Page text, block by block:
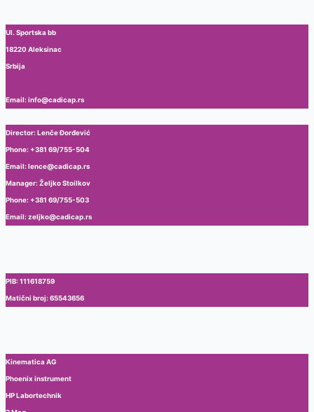
Ul. Sportska bb
18220 Aleksinac
Srbija
Email: info@cadicap.rs
Director: Lenče Đorđević
Phone: +381 69/755-504
Email: lence@cadicap.rs
Manager: Željko Stoilkov
Phone: +381 69/755-503
Email: zeljko@cadicap.rs
PIB: 111618759
Matični broj: 65543656
Kinematica AG
Phoenix instrument
HP Labortechnik